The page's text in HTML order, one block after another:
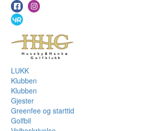
LUKK
Klubben
Klubben
Gjester
Greenfee og starttid
Golfbil